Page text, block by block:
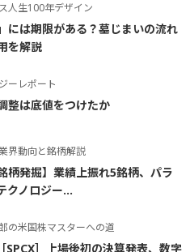
人生100年デザイン
には期限がある？墓じまいの流れ
を解説
ーレポート
整は底値をつけたか
界動向と銘柄解説
柄発掘】業績上振れ5銘柄、パラ
クノロジー...
の米国株マスターへの道
SPCX］上場後初の決算発表、数字